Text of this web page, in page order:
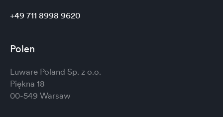
+49 711 8998 9620
Polen
Luware Poland Sp. z o.o.
Piękna 18
00-549 Warsaw